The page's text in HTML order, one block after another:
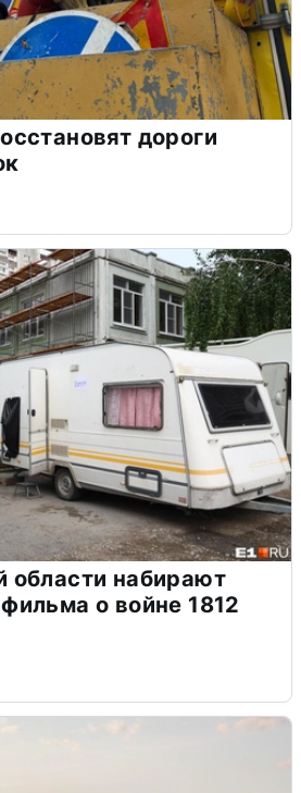
дороги
области набирают
о войне 1812